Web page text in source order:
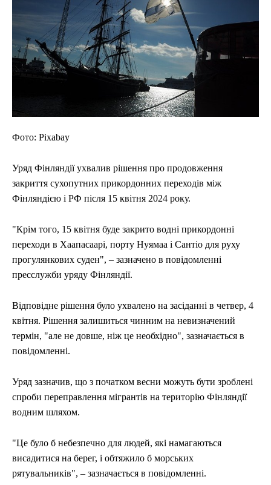
Фото: Pixabay
Уряд Фінляндії ухвалив рішення про продовження
закриття сухопутних прикордонних переходів між
Фінляндією і РФ після 15 квітня 2024 року.
"Крім того, 15 квітня буде закрито водні прикордонні
переходи в Хаапасаарі, порту Нуямаа і Сантіо для руху
прогулянкових суден", – зазначено в повідомленні
пресслужби уряду Фінляндії.
Відповідне рішення було ухвалено на засіданні в четвер, 4
квітня. Рішення залишиться чинним на невизначений
термін, "але не довше, ніж це необхідно", зазначається в
повідомленні.
Уряд зазначив, що з початком весни можуть бути зроблені
спроби переправлення мігрантів на територію Фінляндії
водним шляхом.
"Це було б небезпечно для людей, які намагаються
висадитися на берег, і обтяжило б морських
рятувальників", – зазначається в повідомленні.